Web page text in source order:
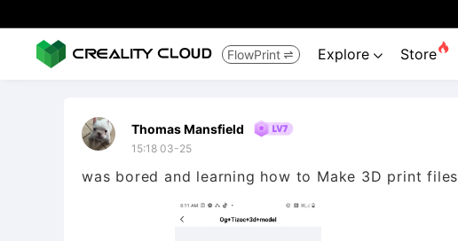
FlowPrint  Explore  Store
Thomas Mansfield
15:18 03-25
was bored and learning how to Make 3D print files